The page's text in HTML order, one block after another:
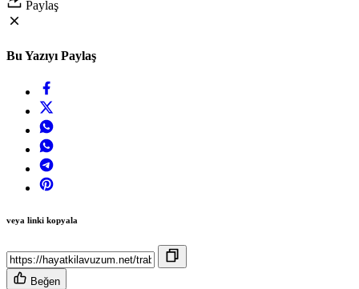
Paylaş
Bu Yazıyı Paylaş
veya linki kopyala
Beğen